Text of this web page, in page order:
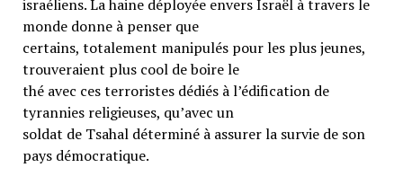
israéliens. La haine déployée envers Israël à travers le
monde donne à penser que
certains, totalement manipulés pour les plus jeunes,
trouveraient plus cool de boire le
thé avec ces terroristes dédiés à l’édification de
tyrannies religieuses, qu’avec un
soldat de Tsahal déterminé à assurer la survie de son
pays démocratique.